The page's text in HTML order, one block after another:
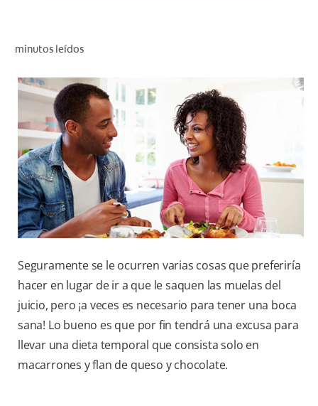
PARA PROFESIONALES
DÓNDE COMPRAR
BO (ES)
SUSCRÍBETE
minutos leídos
Seguramente se le ocurren varias cosas que preferiría
hacer en lugar de ir a que le saquen las muelas del
juicio, pero ¡a veces es necesario para tener una boca
sana! Lo bueno es que por fin tendrá una excusa para
llevar una dieta temporal que consista solo en
macarrones y flan de queso y chocolate.